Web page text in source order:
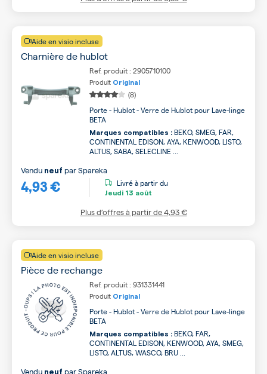
Aide en visio incluse
Charnière de hublot
Ref. produit : 2905710100
Produit Original
(8)
Porte - Hublot - Verre de Hublot pour Lave-linge
BETA
Marques compatibles : BEKO, SMEG, FAR,
CONTINENTAL EDISON, AYA, KENWOOD, LISTO,
ALTUS, SABA, SELECLINE ...
4,93 €
Vendu neuf parSpareka
Livré à partir du
Jeudi 13 août
Plus d’offres à partir de4,93 €
Aide en visio incluse
Pièce de rechange
Ref. produit : 931331441
Produit Original
Porte - Hublot - Verre de Hublot pour Lave-linge
BETA
Marques compatibles : BEKO, FAR,
CONTINENTAL EDISON, KENWOOD, AYA, SMEG,
LISTO, ALTUS, WASCO, BRU ...
Vendu neuf parSpareka